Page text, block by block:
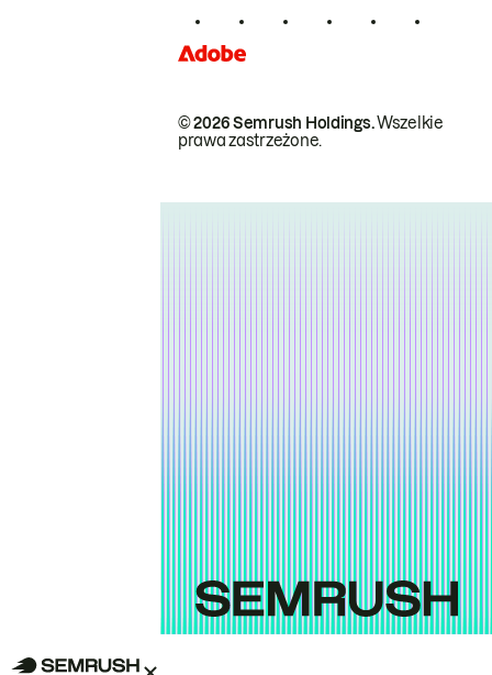
© 2026 Semrush Holdings.Wszelkie
prawa zastrzeżone.